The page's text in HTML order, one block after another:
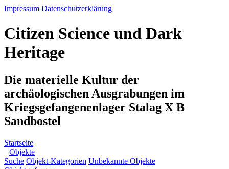
Impressum Datenschutzerklärung
Citizen Science und Dark
Heritage
Die materielle Kultur der
archäologischen Ausgrabungen im
Kriegsgefangenenlager Stalag X B
Sandbostel
Startseite
Objekte
Suche Objekt-Kategorien Unbekannte Objekte